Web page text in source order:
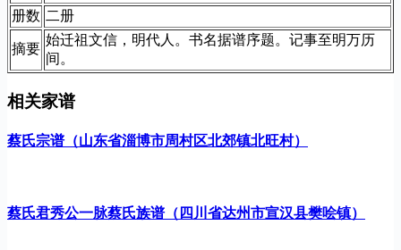
册数 二册
摘要
始迁祖文信，明代人。书名据谱序题。记事至明万历
间。
相关家谱
蔡氏宗谱（山东省淄博市周村区北郊镇北旺村）
蔡氏君秀公一脉蔡氏族谱（四川省达州市宣汉县樊哙镇）